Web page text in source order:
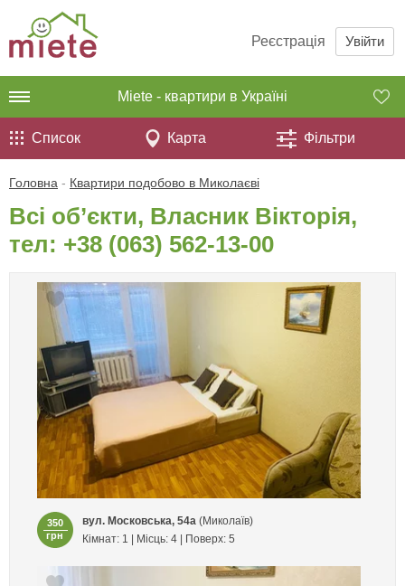
Реєстрація Увійти
Miete - квартири в Україні
Список Карта Фільтри
Головна - Квартири подобово в Миколаєві
Всі об’єкти, Власник Вікторія,
тел: +38 (063) 562-13-00
350
грн
вул. Московська, 54а (Миколаїв)
Кімнат: 1 | Місць: 4 | Поверх: 5